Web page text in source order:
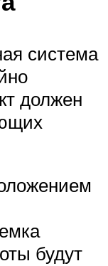
система
должен
будут